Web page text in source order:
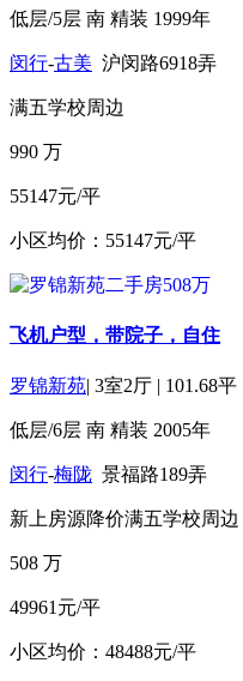
低层/5层 南 精装 1999年
闵行-古美 沪闵路6918弄
满五学校周边
990 万
55147元/平
小区均价：55147元/平
飞机户型，带院子，自住
罗锦新苑| 3室2厅 | 101.68平
低层/6层 南 精装 2005年
闵行-梅陇 景福路189弄
新上房源降价满五学校周边
508 万
49961元/平
小区均价：48488元/平